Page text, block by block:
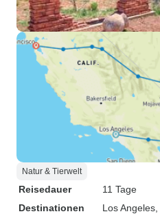
Natur & Tierwelt
Reisedauer
11 Tage
Destinationen
Los Angeles